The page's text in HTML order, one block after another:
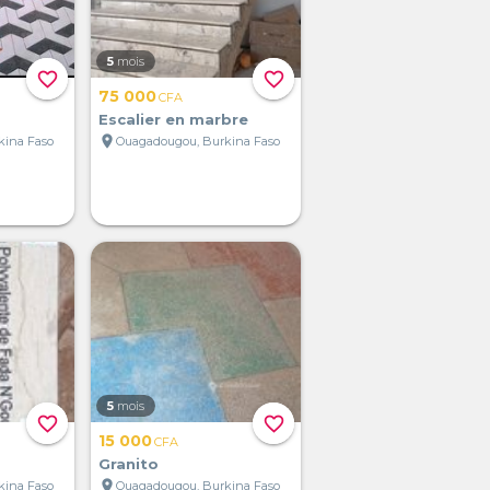
favorite_border
Faso
favorite_border
5 mois
75 000CFA
Escalier en marbre
location_onOuagadougou, Burkina Faso
favorite_border
Faso
favorite_border
5 mois
15 000CFA
Granito
location_onOuagadougou, Burkina Faso